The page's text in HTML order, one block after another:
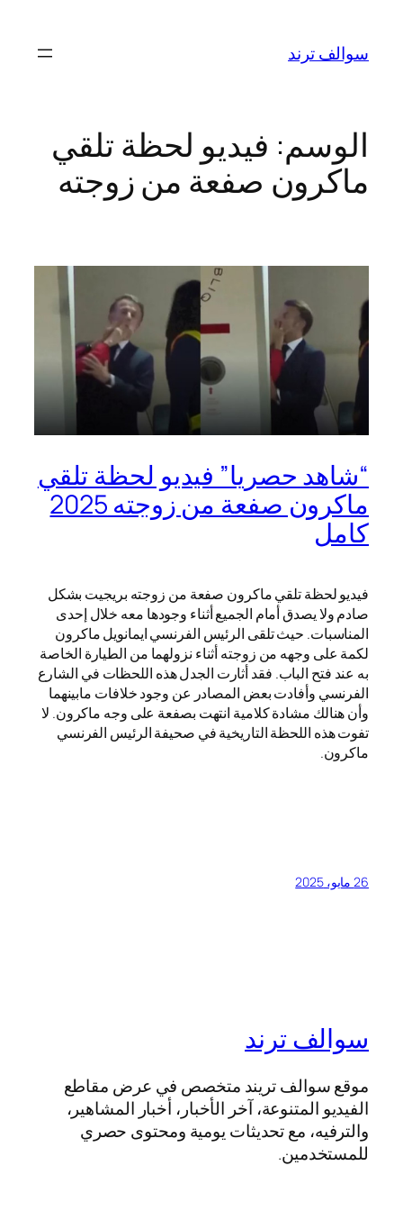
المحتوى
سوالف ترند
الوسم: فيديو لحظة تلقي
ماكرون صفعة من زوجته
“شاهد حصريا” فيديو لحظة تلقي
ماكرون صفعة من زوجته 2025
كامل
فيديو لحظة تلقي ماكرون صفعة من زوجته بريجيت بشكل
صادم ولا يصدق أمام الجميع أثناء وجودها معه خلال إحدى
المناسبات. حيث تلقى الرئيس الفرنسي ايمانويل ماكرون
لكمة على وجهه من زوجته أثناء نزولهما من الطيارة الخاصة
به عند فتح الباب. فقد أثارت الجدل هذه اللحظات في الشارع
الفرنسي وأفادت بعض المصادر عن وجود خلافات مابينهما
وأن هنالك مشادة كلامية انتهت بصفعة على وجه ماكرون. لا
تفوت هذه اللحظة التاريخية في صحيفة الرئيس الفرنسي
ماكرون.
26 مايو، 2025
سوالف ترند
موقع سوالف تريند متخصص في عرض مقاطع
الفيديو المتنوعة، آخر الأخبار، أخبار المشاهير،
والترفيه، مع تحديثات يومية ومحتوى حصري
للمستخدمين.